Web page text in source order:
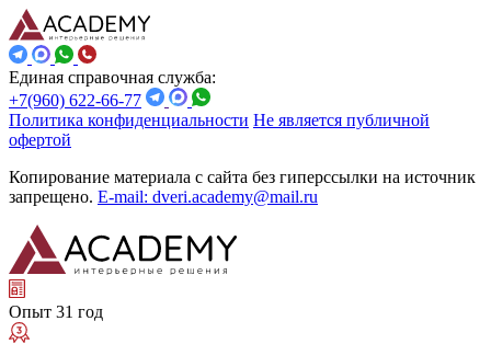
Единая справочная служба:
+7(960) 622-66-77
Политика конфиденциальности Не является публичной
офертой
Копирование материала с сайта без гиперссылки на источник
запрещено. E-mail: dveri.academy@mail.ru
Опыт 31 год